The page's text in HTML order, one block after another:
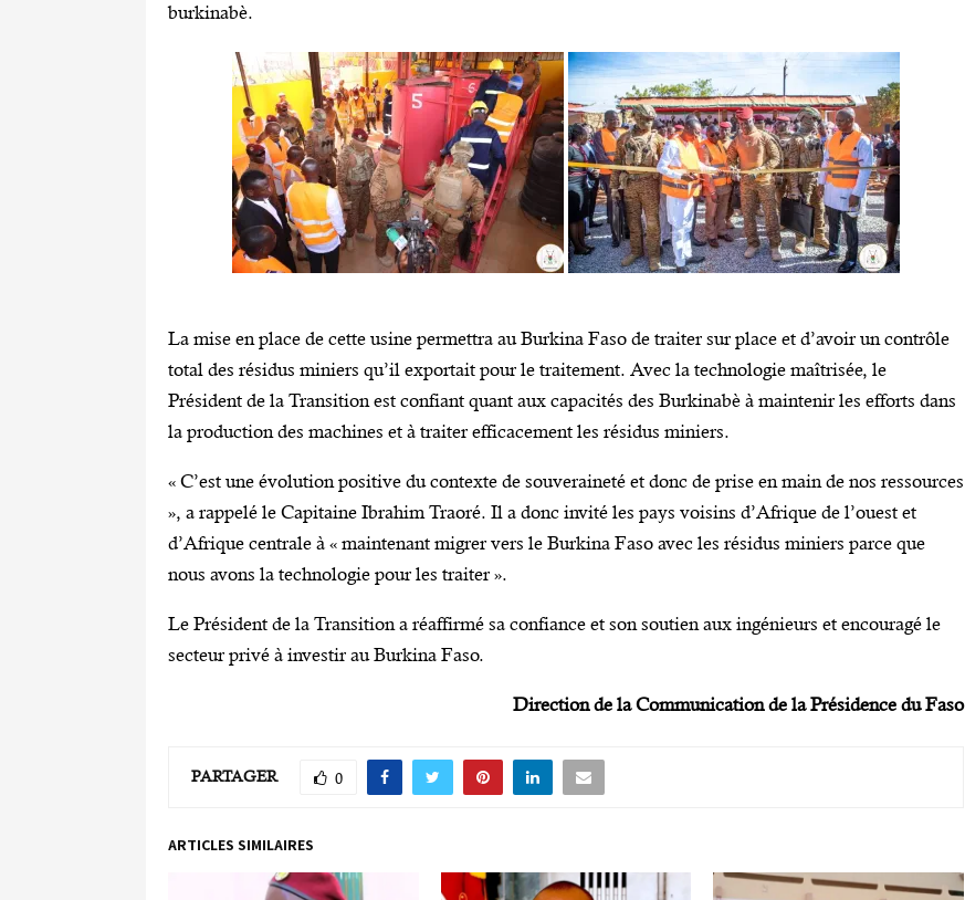
burkinabè.
La mise en place de cette usine permettra au Burkina Faso de traiter sur place et d’avoir un contrôle
total des résidus miniers qu’il exportait pour le traitement. Avec la technologie maîtrisée, le
Président de la Transition est confiant quant aux capacités des Burkinabè à maintenir les efforts dans
la production des machines et à traiter efficacement les résidus miniers.
« C’est une évolution positive du contexte de souveraineté et donc de prise en main de nos ressources
», a rappelé le Capitaine Ibrahim Traoré. Il a donc invité les pays voisins d’Afrique de l’ouest et
d’Afrique centrale à « maintenant migrer vers le Burkina Faso avec les résidus miniers parce que
nous avons la technologie pour les traiter ».
Le Président de la Transition a réaffirmé sa confiance et son soutien aux ingénieurs et encouragé le
secteur privé à investir au Burkina Faso.
Direction de la Communication de la Présidence du Faso
PARTAGER 0
ARTICLES SIMILAIRES